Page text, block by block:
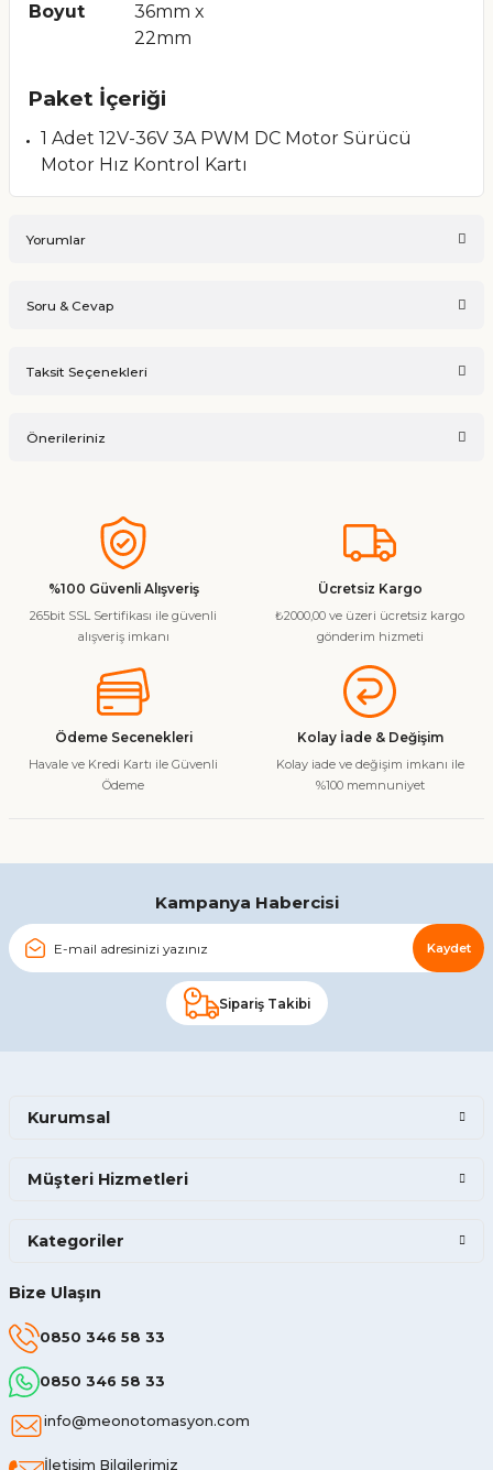
Boyut
36mm x
22mm
Paket İçeriği
1 Adet 12V-36V 3A PWM DC Motor Sürücü
Motor Hız Kontrol Kartı
Yorumlar
Soru & Cevap
Taksit Seçenekleri
Önerileriniz
konularda yetersiz gördüğünüz noktaları öneri formunu
kullanarak tarafımıza iletebilirsiniz.
Görüş ve önerileriniz için teşekkür ederiz.
Ürün resmi kalitesiz, bozuk veya görüntülenemiyor.
Ürün bilgilerinde hatalar bulunuyor.
Ürün fiyatı diğer sitelerden daha pahalı.
Gönder
%100 Güvenli Alışveriş
265bit SSL Sertifikası ile güvenli
alışveriş imkanı
Ücretsiz Kargo
₺2000,00 ve üzeri ücretsiz kargo
gönderim hizmeti
Ödeme Secenekleri
Havale ve Kredi Kartı ile Güvenli
Ödeme
Kolay İade & Değişim
Kolay iade ve değişim imkanı ile
%100 memnuniyet
Kampanya Habercisi
Kaydet
Sipariş Takibi
Bize Ulaşın
0850 346 58 33
0850 346 58 33
info@meonotomasyon.com
İletişim Bilgilerimiz
Kurumsal
Müşteri Hizmetleri
Kategoriler